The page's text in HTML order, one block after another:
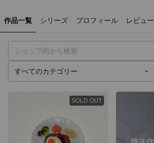
作品一覧 シリーズ プロフィール レビュー
SOLD OUT